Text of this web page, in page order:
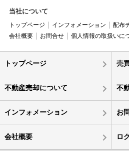
当社について
トップページ インフォメーション 配布
会社概要
お問合せ 個人情報の取扱いに
トップページ 売
不動産売却について 不
インフォメーション お
会社概要 ロ